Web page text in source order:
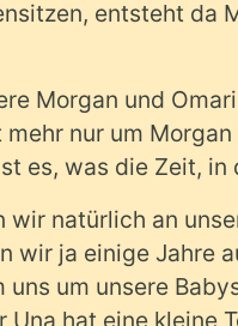
entsteht da
Morgan und
nur um Morgan
es, was die Zeit,
wir natürlich an
wir ja einige Jahre
uns um unsere
Una hat eine kleine